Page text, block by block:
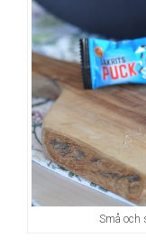
Små och